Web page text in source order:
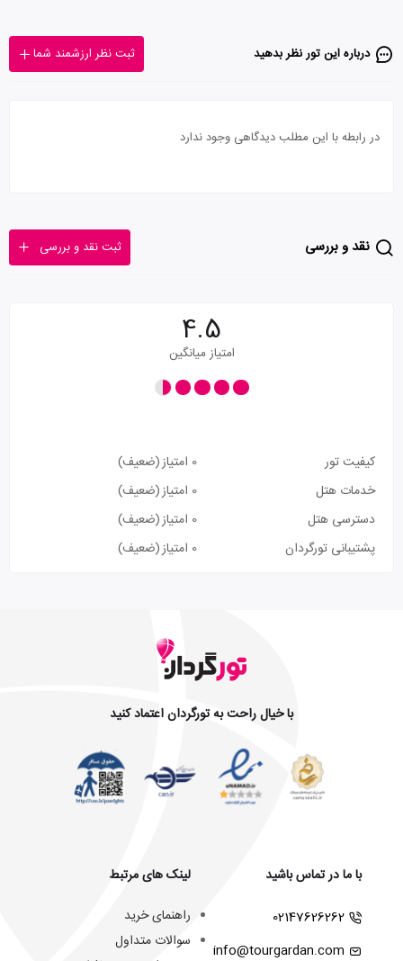
درباره این تور‌ نظر بدهید ثبت نظر ارزشمند شما
در رابطه با این مطلب دیدگاهی وجود ندارد
نقد و بررسی ثبت نقد و بررسی
4.5
امتیاز میانگین
کیفیت تور 0 امتیاز
(ضعیف)
خدمات هتل
0 امتیاز
(ضعیف)
دسترسی هتل
0 امتیاز
(ضعیف)
پشتیبانی تورگردان
0 امتیاز (ضعیف)
با خیال راحت به تورگردان اعتماد کنید
با ما در تماس باشید
02147626262
info@tourgardan.com
لینک های مرتبط
راهنمای خرید
سوالات متداول